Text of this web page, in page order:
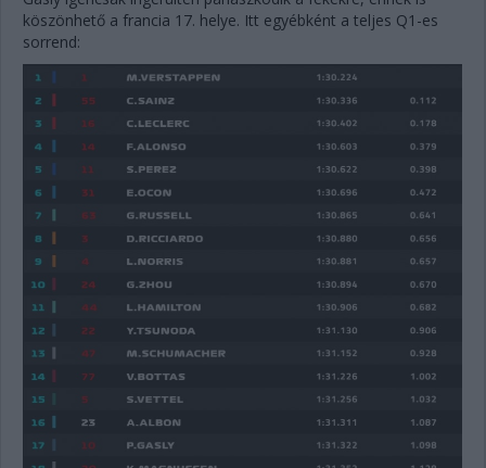
köszönhető a francia 17. helye. Itt egyébként a teljes Q1-es
sorrend: